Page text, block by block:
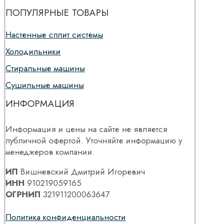
ПОПУЛЯРНЫЕ ТОВАРЫ
Настенные сплит системы
Холодильники
Стиральные машины
Сушильные машины
ИНФОРМАЦИЯ
Информация и цены на сайте не является
публичной офертой. Уточняйте информацию у
менеджеров компании.
ИП Вишневский Дмитрий Игоревич
ИНН 910219059165
ОГРНИП 321911200063647
Политика конфиденциальности